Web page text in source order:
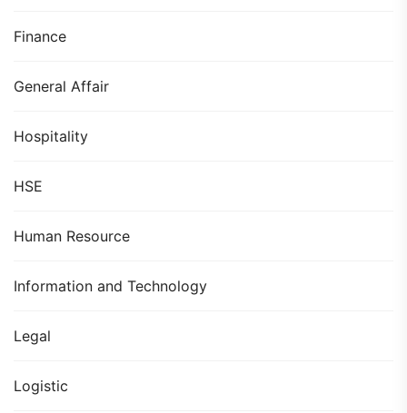
Finance
General Affair
Hospitality
HSE
Human Resource
Information and Technology
Legal
Logistic